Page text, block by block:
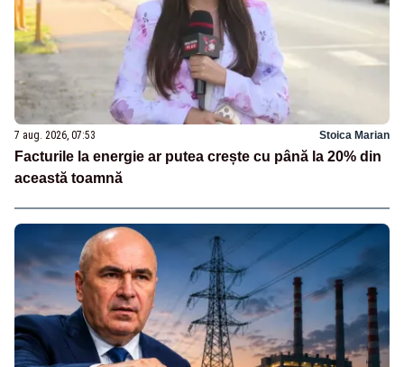
7 aug. 2026, 07:53 Stoica Marian
Facturile la energie ar putea crește cu până la 20% din
această toamnă